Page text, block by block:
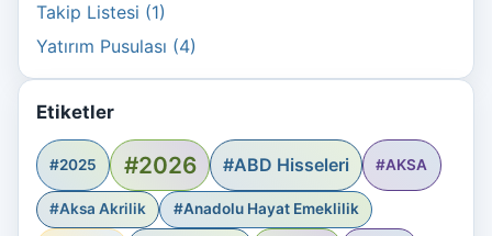
Takip Listesi (1)
Yatırım Pusulası (4)
Etiketler
#2025 #2026 #ABD Hisseleri #AKSA
#Aksa Akrilik #Anadolu Hayat Emeklilik